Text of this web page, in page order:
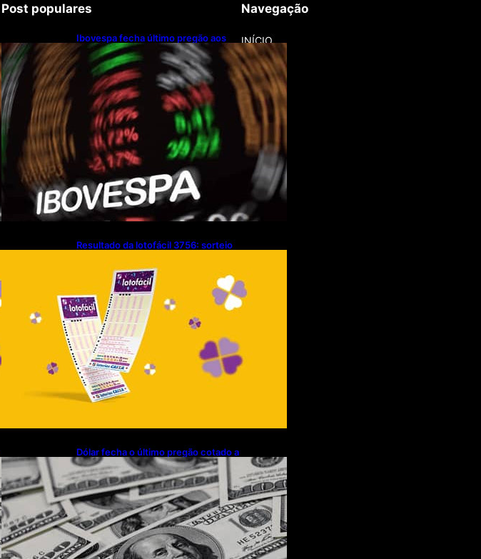
Post populares
Ibovespa fecha último pregão aos
172.494 pontos
Resultado da lotofácil 3756: sorteio
Dólar fecha o último pregão cotado a
R$ 5,08
Navegação
INÍCIO